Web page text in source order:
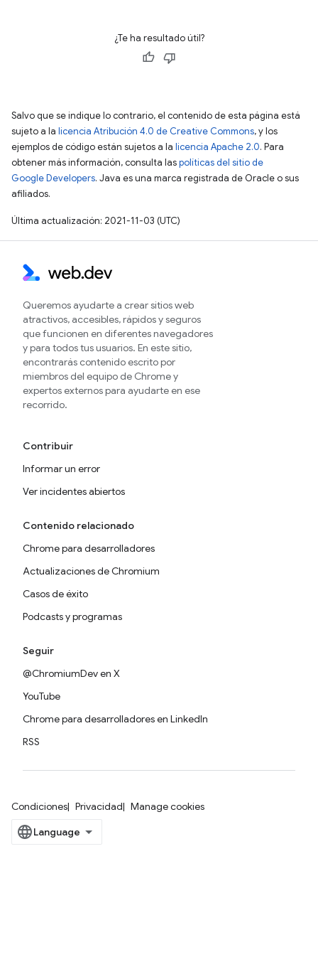
¿Te ha resultado útil?
Salvo que se indique lo contrario, el contenido de esta página está
sujeto a la licencia Atribución 4.0 de Creative Commons, y los
ejemplos de código están sujetos a la licencia Apache 2.0. Para
obtener más información, consulta laspolíticas del sitio de
Google Developers. Java es una marca registrada de Oracle o sus
afiliados.
Última actualización: 2021-11-03 (UTC)
Queremos ayudarte a crear sitios web
atractivos, accesibles, rápidos y seguros
que funcionen en diferentes navegadores
y para todos tus usuarios. En este sitio,
encontrarás contenido escrito por
miembros del equipo de Chrome y
expertos externos para ayudarte en ese
recorrido.
Contribuir
Informar un error
Ver incidentes abiertos
Contenido relacionado
Chrome para desarrolladores
Actualizaciones de Chromium
Casos de éxito
Podcasts y programas
Seguir
@ChromiumDev en X
YouTube
Chrome para desarrolladores en LinkedIn
RSS
Condiciones Privacidad Manage cookies